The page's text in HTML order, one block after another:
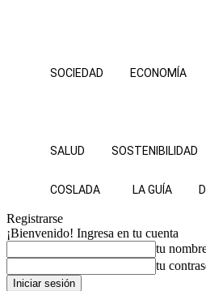
SOCIEDAD ECONOMÍA
SALUD SOSTENIBILIDAD
COSLADA LA GUÍA
Registrarse
¡Bienvenido! Ingresa en tu cuenta
tu
tu